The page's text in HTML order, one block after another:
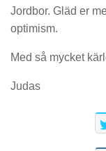
Jordbor. Gläd er
optimism.
Med så mycket
Judas